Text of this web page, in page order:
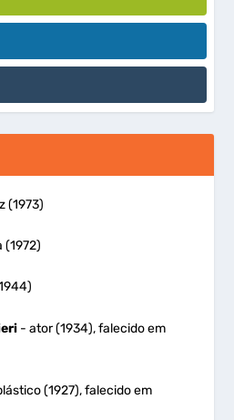
(1973)
- ator (1934), falecido em
(1927), falecido em